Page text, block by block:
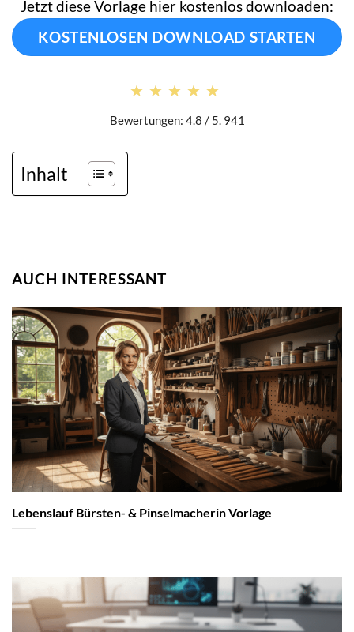
Jetzt diese Vorlage hier kostenlos downloaden:
KOSTENLOSEN DOWNLOAD STARTEN
★★★★★
★★★★★
Bewertungen: 4.8 / 5. 941
Inhalt
AUCH INTERESSANT
Lebenslauf Bürsten- & Pinselmacherin Vorlage